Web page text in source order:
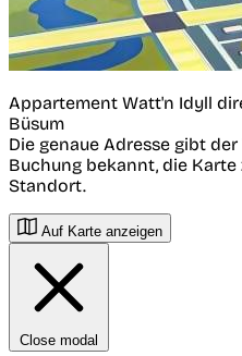
Appartement Watt'n Idyll
Büsum
Die genaue Adresse gibt
Buchung bekannt, die
Standort.
Auf Karte anzeigen
Close modal